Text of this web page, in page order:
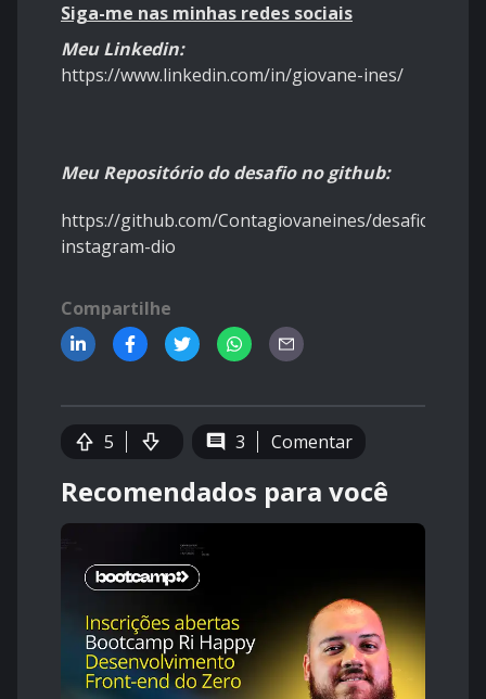
Siga-me nas minhas redes sociais
Meu Linkedin:
https://www.linkedin.com/in/giovane-ines/
Meu Repositório do desafio no github:
https://github.com/Contagiovaneines/desafio-
instagram-dio
Compartilhe
5 3 Comentar
Recomendados para você